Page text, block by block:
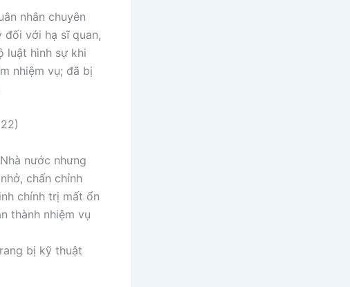
nhân chuyên
đối với hạ sĩ quan,
luật hình sự khi
nhiệm vụ; đã bị
nước nhưng
chấn chỉnh
chính trị mất ổn
thành nhiệm vụ
bị kỹ thuật